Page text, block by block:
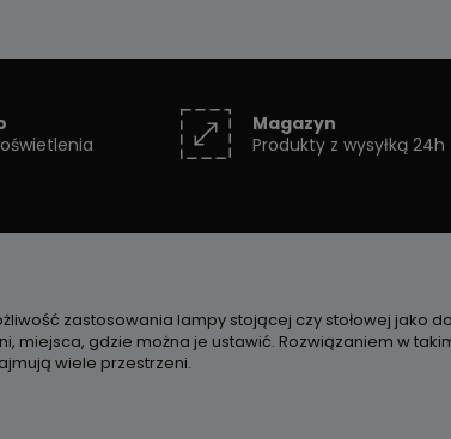
Magazyn
Produkty z wysyłką 24h
zastosowania lampy stojącej czy stołowej jako
miejsca, gdzie można je ustawić. Rozwiązaniem w
wiele przestrzeni.